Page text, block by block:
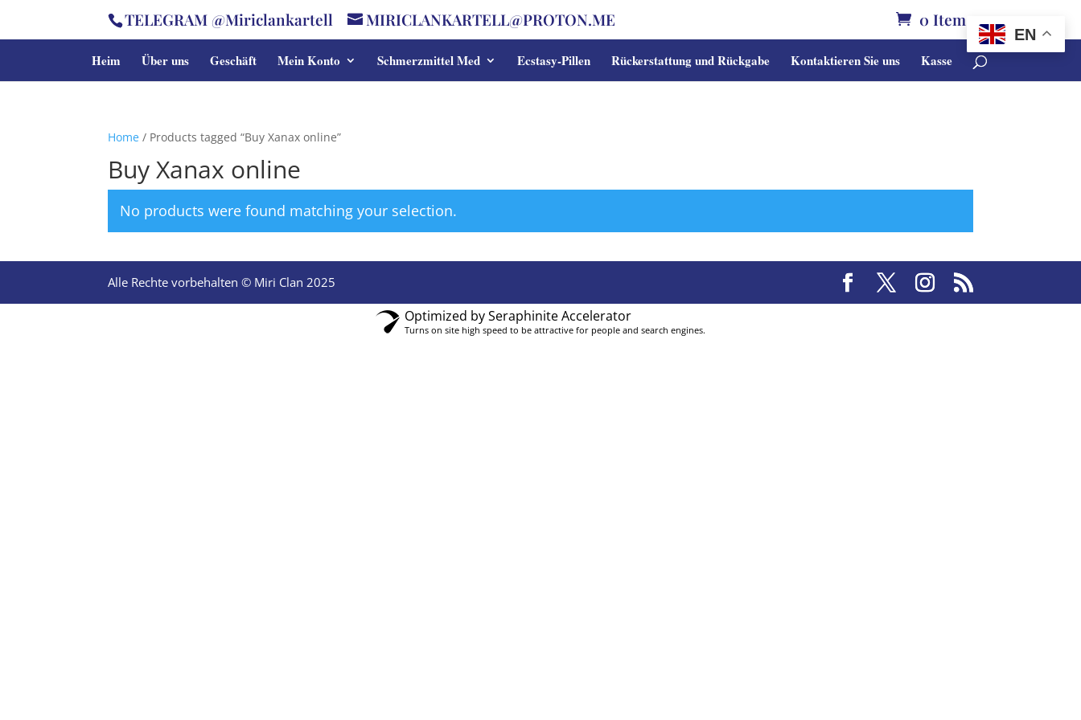
TELEGRAM @Miriclankartell MIRICLANKARTELL@PROTON.ME 0 Items
Heim Über uns Geschäft Mein Konto Schmerzmittel Med Ecstasy-Pillen Rückerstattung und Rückgabe Kontaktieren Sie uns Kasse
Home / Products tagged “Buy Xanax online”
Buy Xanax online
No products were found matching your selection.
Alle Rechte vorbehalten © Miri Clan 2025
EN
Optimized by Seraphinite Accelerator
Turns on site high speed to be attractive for people and search engines.